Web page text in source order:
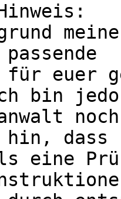
euer
bin
hin, dass
eine